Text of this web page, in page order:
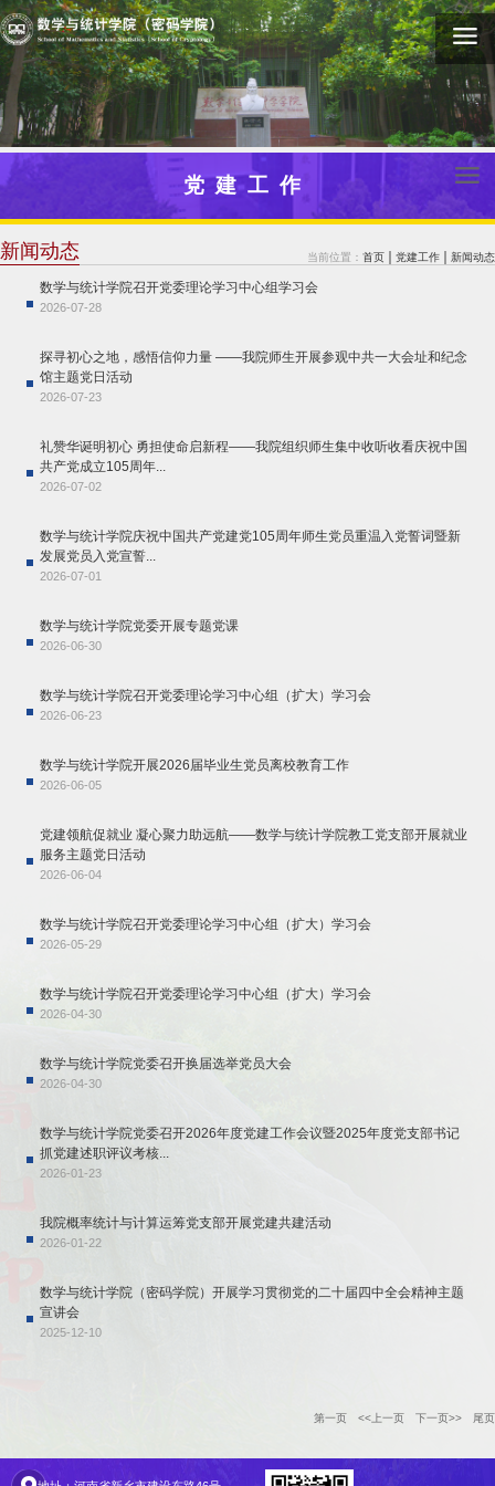
党建工作
新闻动态 当前位置： 首页 党建工作 新闻动态
数学与统计学院召开党委理论学习中心组学习会
2026-07-28
探寻初心之地，感悟信仰力量 ——我院师生开展参观中共一大会址和纪念
馆主题党日活动
2026-07-23
礼赞华诞明初心 勇担使命启新程——我院组织师生集中收听收看庆祝中国
共产党成立105周年...
2026-07-02
数学与统计学院庆祝中国共产党建党105周年师生党员重温入党誓词暨新
发展党员入党宣誓...
2026-07-01
数学与统计学院党委开展专题党课
2026-06-30
数学与统计学院召开党委理论学习中心组（扩大）学习会
2026-06-23
数学与统计学院开展2026届毕业生党员离校教育工作
2026-06-05
党建领航促就业 凝心聚力助远航——数学与统计学院教工党支部开展就业
服务主题党日活动
2026-06-04
数学与统计学院召开党委理论学习中心组（扩大）学习会
2026-05-29
数学与统计学院召开党委理论学习中心组（扩大）学习会
2026-04-30
数学与统计学院党委召开换届选举党员大会
2026-04-30
数学与统计学院党委召开2026年度党建工作会议暨2025年度党支部书记
抓党建述职评议考核...
2026-01-23
我院概率统计与计算运筹党支部开展党建共建活动
2026-01-22
数学与统计学院（密码学院）开展学习贯彻党的二十届四中全会精神主题
宣讲会
2025-12-10
第一页 <<上一页 下一页>> 尾页